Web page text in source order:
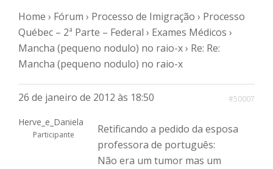
Home › Fórum › Processo de Imigração › Processo
Québec – 2ª Parte – Federal › Exames Médicos ›
Mancha (pequeno nodulo) no raio-x› Re: Re:
Mancha (pequeno nodulo) no raio-x
26 de janeiro de 2012 às 18:50 #50007
Herve_e_Daniela
Participante
Retificando a pedido da esposa
professora de português:
Não era um tumor mas um